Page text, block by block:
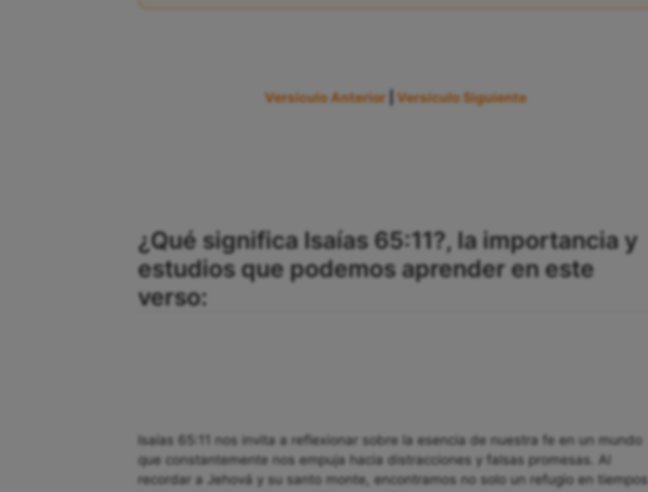
Versículo Anterior |Versículo Siguiente
¿Qué significa Isaías 65:11?, la importancia y
estudios que podemos aprender en este
verso:
Isaías 65:11 nos invita a reflexionar sobre la esencia de nuestra fe en un mundo
que constantemente nos empuja hacia distracciones y falsas promesas. Al
recordar a Jehová y su santo monte, encontramos no solo un refugio en tiempos